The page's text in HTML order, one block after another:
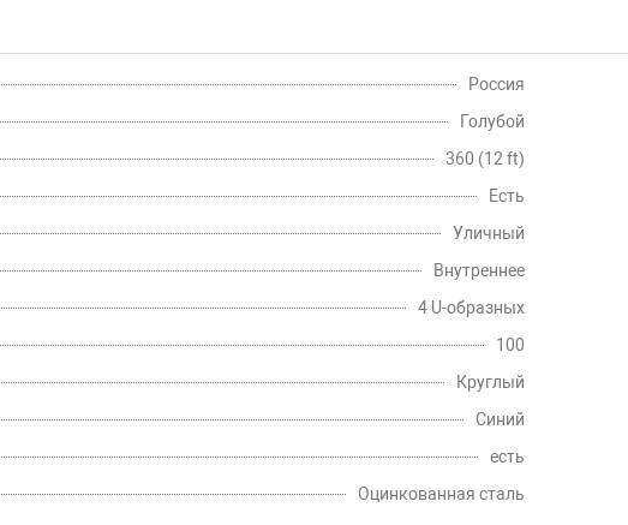
Россия
Голубой
360 (12 ft)
Есть
Уличный
Внутреннее
4 U-образных
100
Круглый
Синий
есть
Оцинкованная сталь